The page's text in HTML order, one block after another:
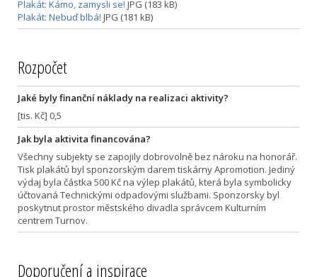
Plakát: Kámo, zamysli se! JPG (183 kB)
Plakát: Nebuď blbá! JPG (181 kB)
Rozpočet
Jaké byly finanční náklady na realizaci aktivity?
[tis. Kč] 0,5
Jak byla aktivita financována?
Všechny subjekty se zapojily dobrovolně bez nároku na honorář.
Tisk plakátů byl sponzorským darem tiskárny Apromotion. Jediný
výdaj byla částka 500 Kč na výlep plakátů, která byla symbolicky
účtovaná Technickými odpadovými službami. Sponzorsky byl
poskytnut prostor městského divadla správcem Kulturním
centrem Turnov.
Doporučení a inspirace